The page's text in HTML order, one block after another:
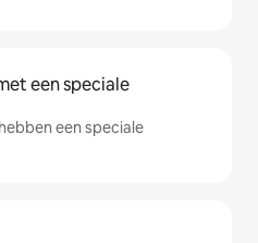
een speciale
een speciale